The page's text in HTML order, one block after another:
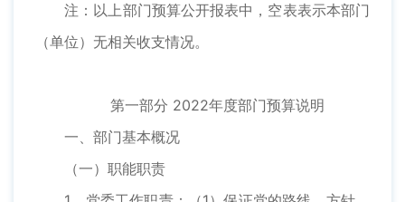
注：以上部门预算公开报表中，空表表示本部门
（单位）无相关收支情况。
第一部分 2022年度部门预算说明
一、部门基本概况
（一）职能职责